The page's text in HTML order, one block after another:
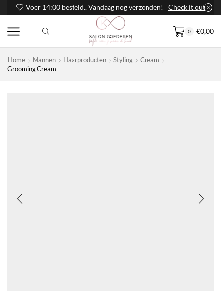
Voor 14:00 besteld.. Vandaag nog verzonden! Check it out
0 €0,00
Home Mannen Haarproducten Styling
Cream
Grooming Cream